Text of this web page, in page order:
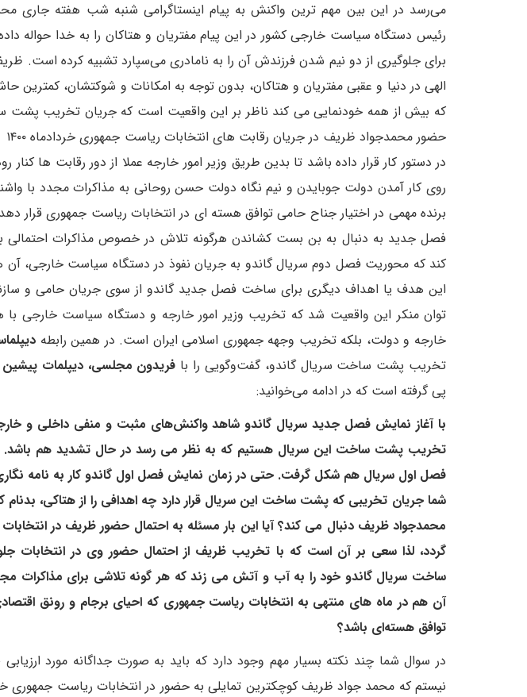
می‌رسد در این بین مهم ترین واکنش به پیام اینستاگرامی شنبه شب هفته جاری
رئیس دستگاه سیاست خارجی کشور در این پیام مفتریان و هتاکان را به خدا حواله
برای جلوگیری از دو نیم شدن فرزندش آن را به نامادری می‌سپارد تشبیه کرده است.
الهی در دنیا و عقبی مفتریان و هتاکان، بدون توجه به امکانات و شوکتشان، کمترین
که بیش از همه خودنمایی می کند ناظر بر این واقعیت است که جریان تخریب پشت
در دستور کار قرار داده باشد تا بدین طریق وزیر امور خارجه عملا از دور رقابت ها کنار
روی کار آمدن دولت جو‌بایدن و نیم نگاه دولت حسن روحانی به مذاکرات مجدد با
برنده مهمی در اختیار جناح حامی توافق هسته ای در انتخابات ریاست جمهوری
فصل جدید به دنبال به بن بست کشاندن هرگونه تلاش در خصوص مذاکرات احتمالی
کند که محوریت فصل دوم سریال گاندو به جریان نفوذ در دستگاه سیاست خارجی، آن
این هدف یا اهداف دیگری برای ساخت فصل جدید گاندو از سوی جریان حامی و
توان منکر این واقعیت شد که تخریب وزیر امور خارجه و دستگاه سیاست خارجی با
خارجه و دولت، بلکه تخریب وجهه جمهوری اسلامی ایران است. در همین رابطه
تخریب پشت ساخت سریال ‌گاندو، گفت‌وگویی را با فریدون مجلسی، دیپلمات
پی گرفته است که در ادامه می‌خوانید:
با آغاز نمایش فصل جدید سریال گاندو شاهد واکنش‌های مثبت و منفی داخلی و
تخریب پشت ساخت این سریال هستیم که به نظر می رسد در حال تشدید هم باشد.
فصل اول سریال هم شکل گرفت. حتی در زمان نمایش فصل اول گاندو کار به نامه
شما جریان تخریبی که پشت ساخت این سریال قرار دارد چه اهدافی را از هتاکی،
گردد، لذا سعی بر آن است که با تخریب ظریف از احتمال حضور وی در انتخابات
ساخت سریال گاندو خود را به آب و آتش می زند که هر گونه تلاشی برای مذاکرات
آن هم در ماه های منتهی به انتخابات ریاست جمهوری که احیای برجام و رونق
توافق هسته‌ای باشد؟
در سوال شما چند نکته بسیار مهم وجود دارد که باید به صورت جداگانه مورد